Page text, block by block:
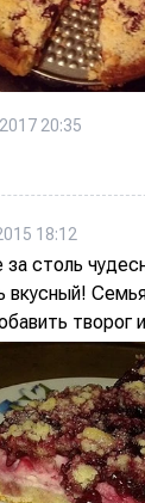
20:35
18:12
столь
вкусный!
творог